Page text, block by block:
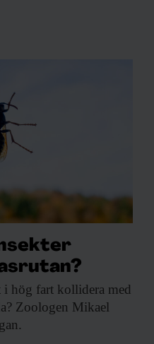
i hög fart kollidera med
Zoologen Mikael